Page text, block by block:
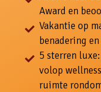
Award en
Vakantie op
benadering
5 sterren
volop
ruimte